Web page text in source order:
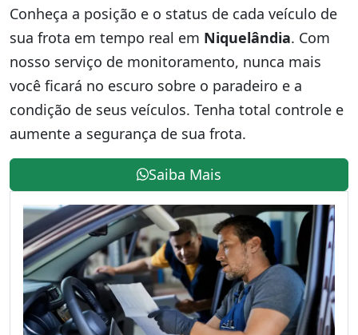
Conheça a posição e o status de cada veículo de
sua frota em tempo real em Niquelândia. Com
nosso serviço de monitoramento, nunca mais
você ficará no escuro sobre o paradeiro e a
condição de seus veículos. Tenha total controle e
aumente a segurança de sua frota.
Saiba Mais